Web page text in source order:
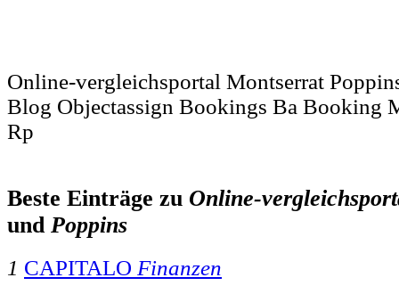
Online-vergleichsportal Montserrat
Blog Objectassign Bookings Ba Booking
Rp
Beste Einträge zu Online-
und Poppins
1 CAPITALO Finanzen